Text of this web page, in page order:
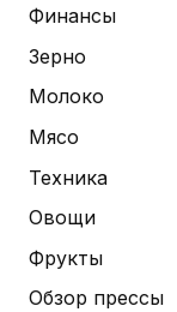
Финансы
Зерно
Молоко
Мясо
Техника
Овощи
Фрукты
Обзор прессы